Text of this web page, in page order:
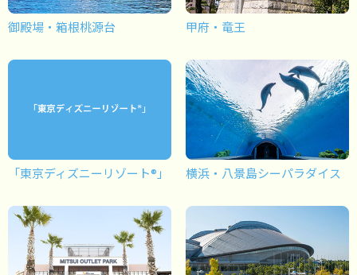
御殿場・箱根桃源台 甲府・竜王
「東京ディズニーリゾート®」 横浜・八景島シーパラダイス